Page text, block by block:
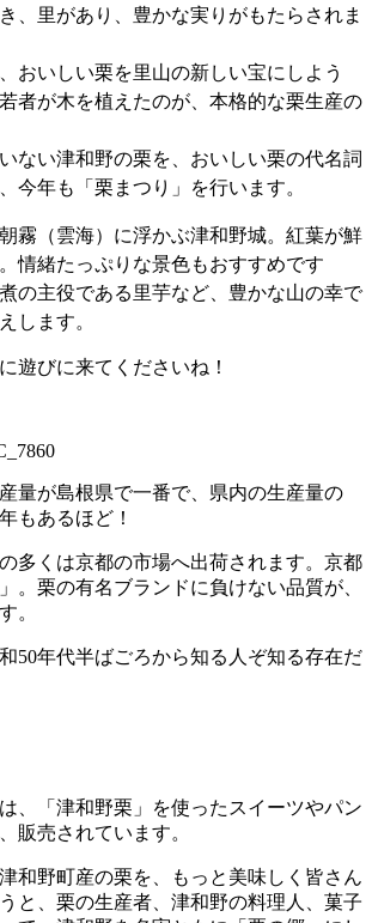
、里があり、豊かな実りがもたらされま
おいしい栗を里山の新しい宝にしよう
者が木を植えたのが、本格的な栗生産の
ない津和野の栗を、おいしい栗の代名詞
今年も「栗まつり」を行います。
霧（雲海）に浮かぶ津和野城。紅葉が鮮
情緒たっぷりな景色もおすすめです
の主役である里芋など、豊かな山の幸で
します。
遊びに来てくださいね！
量が島根県で一番で、県内の生産量の
もあるほど！
多くは京都の市場へ出荷されます。京都
。栗の有名ブランドに負けない品質が、
。
50年代半ばごろから知る人ぞ知る存在だ
、「津和野栗」を使ったスイーツやパン
販売されています。
和野町産の栗を、もっと美味しく皆さん
と、栗の生産者、津和野の料理人、菓子